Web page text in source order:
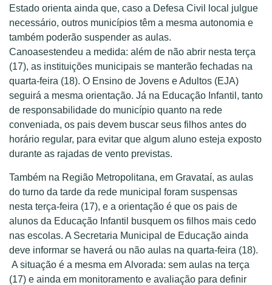
Estado orienta ainda que, caso a Defesa Civil local julgue
necessário, outros municípios têm a mesma autonomia e
também poderão suspender as aulas.
Canoasestendeu a medida: além de não abrir nesta terça
(17), as instituições municipais se manterão fechadas na
quarta-feira (18). O Ensino de Jovens e Adultos (EJA)
seguirá a mesma orientação. Já na Educação Infantil, tanto
de responsabilidade do município quanto na rede
conveniada, os pais devem buscar seus filhos antes do
horário regular, para evitar que algum aluno esteja exposto
durante as rajadas de vento previstas.
Também na Região Metropolitana, em Gravataí, as aulas
do turno da tarde da rede municipal foram suspensas
nesta terça-feira (17), e a orientação é que os pais de
alunos da Educação Infantil busquem os filhos mais cedo
nas escolas. A Secretaria Municipal de Educação ainda
deve informar se haverá ou não aulas na quarta-feira (18).
A situação é a mesma em Alvorada: sem aulas na terça
(17) e ainda em monitoramento e avaliação para definir